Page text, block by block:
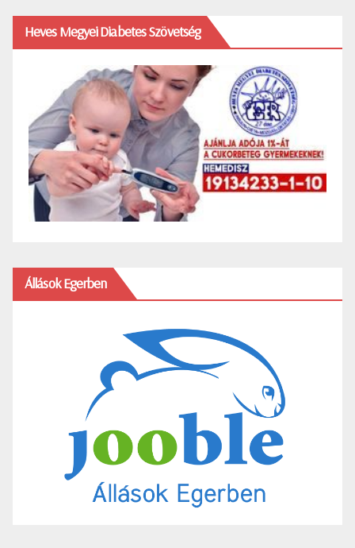
Heves Megyei Diabetes Szövetség
Állások Egerben